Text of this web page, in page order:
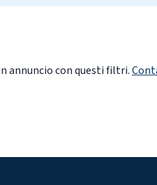
annuncio con questi filtri.